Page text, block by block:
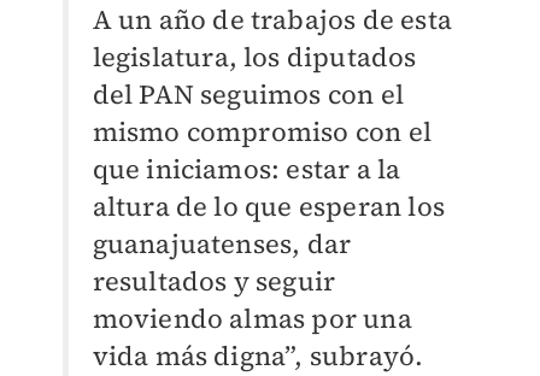
A un año de trabajos de esta
legislatura, los diputados
del PAN seguimos con el
mismo compromiso con el
que iniciamos: estar a la
altura de lo que esperan los
guanajuatenses, dar
resultados y seguir
moviendo almas por una
vida más digna”, subrayó.